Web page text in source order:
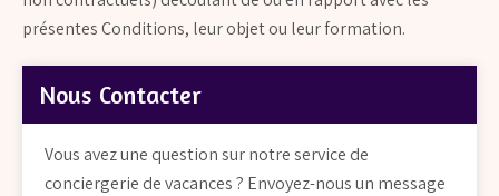
présentes Conditions, leur objet ou leur formation.
Nous Contacter
Vous avez une question sur notre service de
conciergerie de vacances ? Envoyez-nous un message